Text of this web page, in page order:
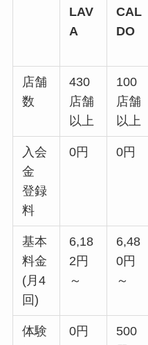
LAV
A
CAL
DO
店舗
数
430
店舗
以上
100
店舗
以上
入会
金
登録
料
0円 0円
基本
料金
(月4
回)
6,18
2円
～
6,48
0円
～
体験
0円
500